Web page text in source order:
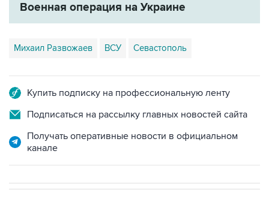
Военная операция на Украине
Михаил Развожаев ВСУ Севастополь
Купить подписку на профессиональную ленту
Подписаться на рассылку главных новостей сайта
Получать оперативные новости в официальном
канале